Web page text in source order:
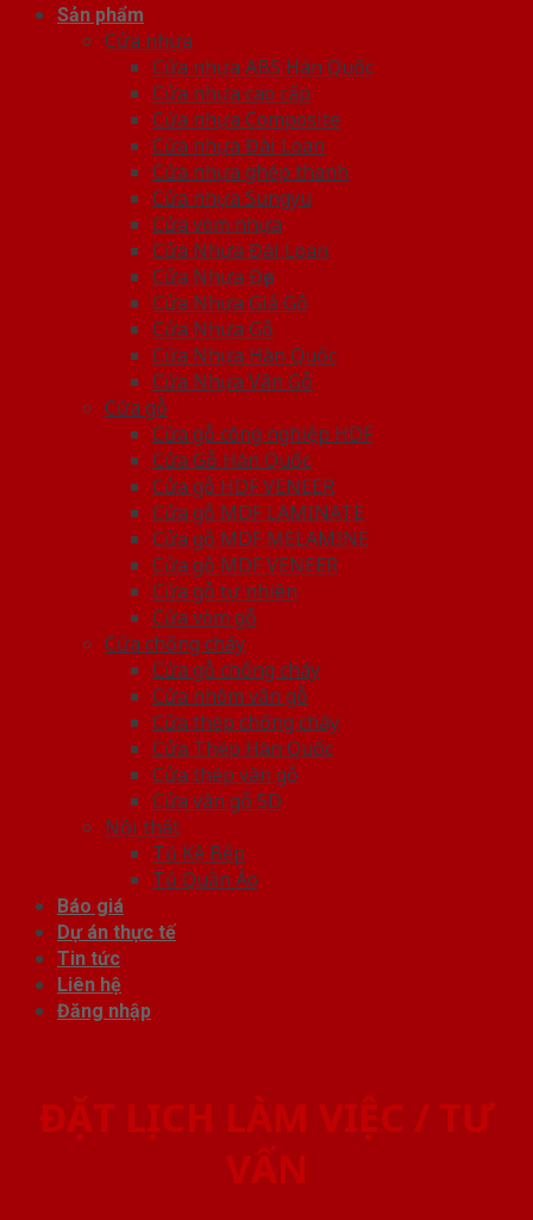
Sản phẩm
Cửa nhựa
Cửa nhựa ABS Hàn Quốc
Cửa nhựa cao cấp
Cửa nhựa Composite
Cửa nhựa Đài Loan
Cửa nhựa ghép thanh
Cửa nhựa Sungyu
Cửa vòm nhựa
Cửa Nhựa Đài Loan
Cửa Nhựa Đẹp
Cửa Nhựa Giả Gỗ
Cửa Nhựa Gỗ
Cửa Nhựa Hàn Quốc
Cửa Nhựa Vân Gỗ
Cửa gỗ
Cửa gỗ công nghiệp HDF
Cửa Gỗ Hàn Quốc
Cửa gỗ HDF VENEER
Cửa gỗ MDF LAMINATE
Cửa gỗ MDF MELAMINE
Cửa gỗ MDF VENEER
Cửa gỗ tự nhiên
Cửa vòm gỗ
Cửa chống cháy
Cửa gỗ chống cháy
Cửa nhôm vân gỗ
Cửa thép chống cháy
Cửa Thép Hàn Quốc
Cửa thép vân gỗ
Cửa vân gỗ 5D
Nội thất
Tủ Kệ Bếp
Tủ Quần Áo
Báo giá
Dự án thực tế
Tin tức
Liên hệ
Đăng nhập
ĐẶT LỊCH LÀM VIỆC / TƯ
VẤN